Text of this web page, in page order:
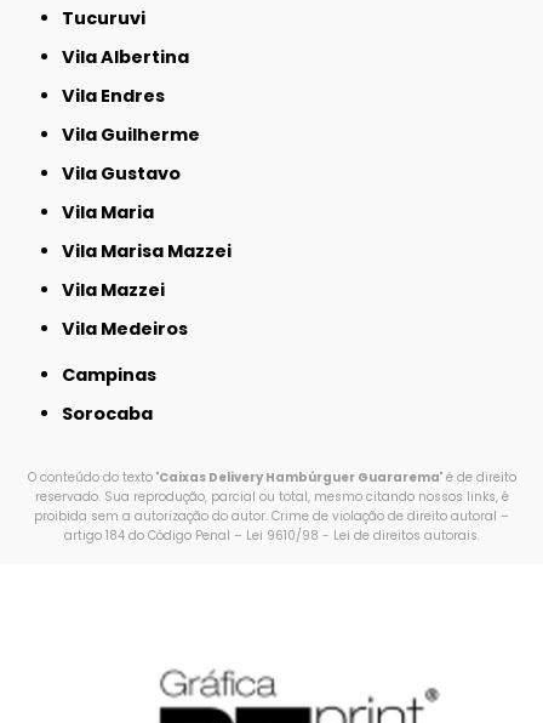
Tucuruvi
Vila Albertina
Vila Endres
Vila Guilherme
Vila Gustavo
Vila Maria
Vila Marisa Mazzei
Vila Mazzei
Vila Medeiros
Campinas
Sorocaba
O conteúdo do texto "Caixas Delivery Hambúrguer Guararema" é de direito
reservado. Sua reprodução, parcial ou total, mesmo citando nossos links, é
proibida sem a autorização do autor. Crime de violação de direito autoral –
artigo 184 do Código Penal – Lei 9610/98 - Lei de direitos autorais.